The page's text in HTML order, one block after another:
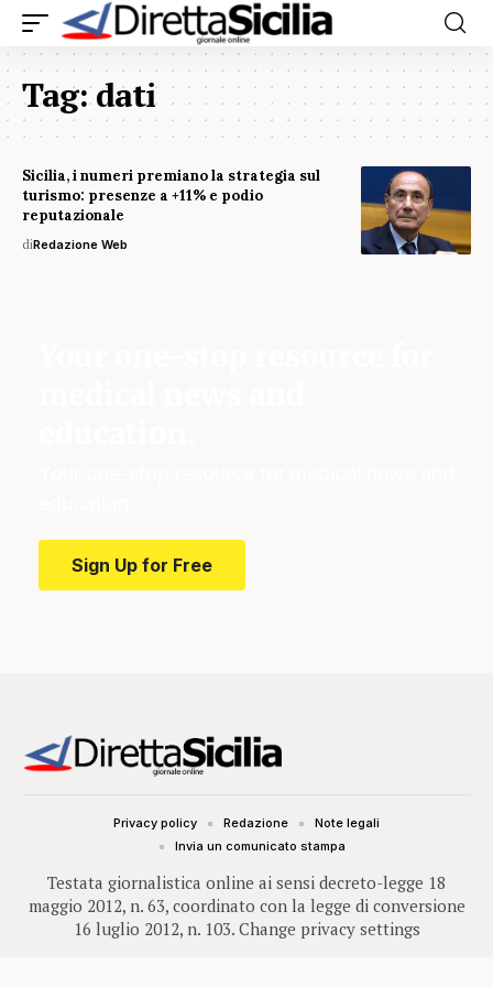
Tag:dati
Sicilia, i numeri premiano la strategia sul
turismo: presenze a +11% e podio
reputazionale
diRedazione Web
Sign Up for Free
Testata giornalistica online ai sensi decreto-legge 18
maggio 2012, n. 63, coordinato con la legge di conversione
16 luglio 2012, n. 103. Change privacy settings
Privacy policy Redazione
Note legali
Invia un comunicato stampa